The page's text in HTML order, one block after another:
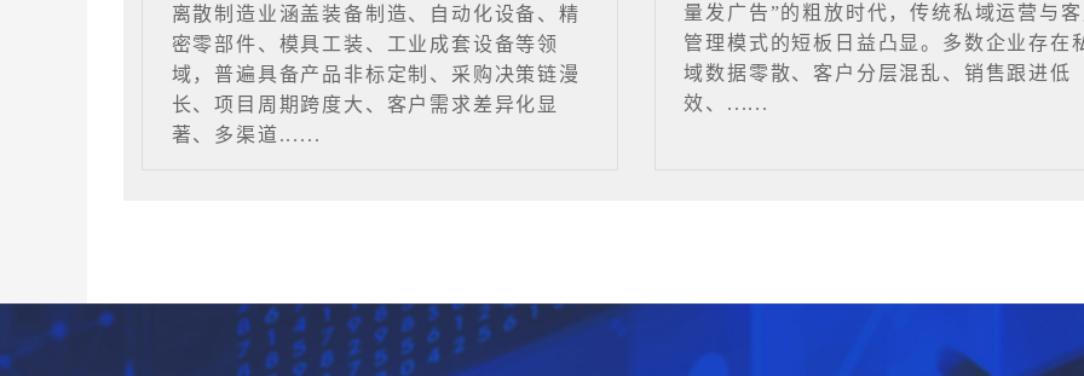
离散制造业涵盖装备制造、自动化设备、精
密零部件、模具工装、工业成套设备等领
域，普遍具备产品非标定制、采购决策链漫
长、项目周期跨度大、客户需求差异化显
著、多渠道......
量发广告”的粗放时代，传统私域运营与客
管理模式的短板日益凸显。多数企业存在
域数据零散、客户分层混乱、销售跟进低
效、......